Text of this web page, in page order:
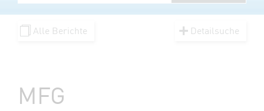
Alle Berichte Detailsuche
MFG